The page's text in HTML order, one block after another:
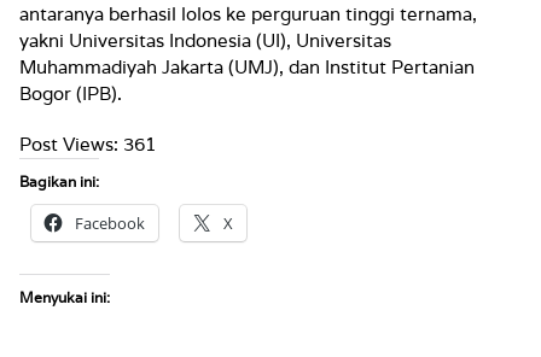
antaranya berhasil lolos ke perguruan tinggi ternama,
yakni Universitas Indonesia (UI), Universitas
Muhammadiyah Jakarta (UMJ), dan Institut Pertanian
Bogor (IPB).
Post Views: 361
Bagikan ini:
Facebook X
Menyukai ini: